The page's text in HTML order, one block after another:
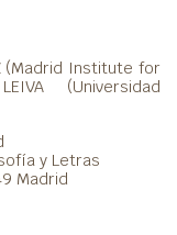
(Madrid Institute for
(Universidad
y Letras
Madrid